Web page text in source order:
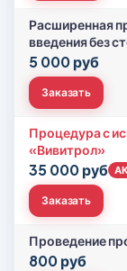
Расширенная
введения без
5 000 руб
Заказать
Процедура с
«Вивитрол»
35 000 руб
Заказать
Проведение
800 руб